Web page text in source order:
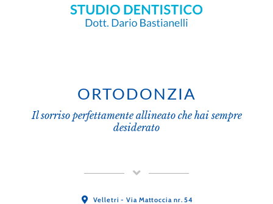
ORTODONZIA
Il sorriso perfettamente allineato che hai sempre
desiderato
Velletri - Via Mattoccia nr. 54